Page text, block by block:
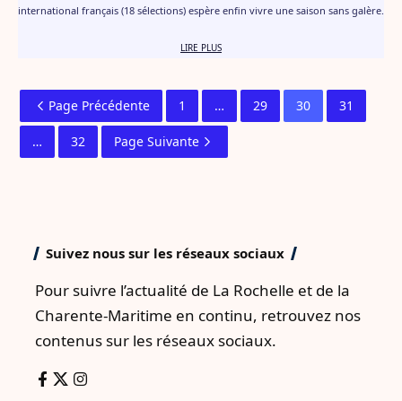
international français (18 sélections) espère enfin vivre une saison sans galère.
LIRE PLUS
Page Précédente 1 … 29 30 31
… 32 Page Suivante
Suivez nous sur les réseaux sociaux
Pour suivre l’actualité de La Rochelle et de la
Charente-Maritime en continu, retrouvez nos
contenus sur les réseaux sociaux.